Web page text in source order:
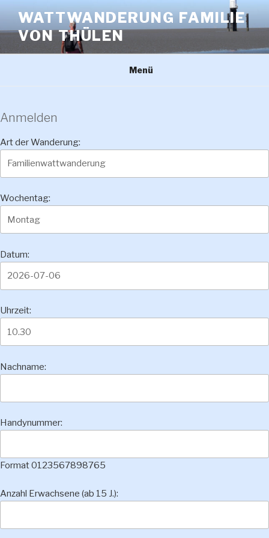
Inhalt
springen
WATTWANDERUNG FAMILIE
VON THÜLEN
Menü
Anmelden
Art der Wanderung:
Wochentag:
Datum:
Uhrzeit:
Nachname:
Handynummer:
Format 0123567898765
Anzahl Erwachsene (ab 15 J.):